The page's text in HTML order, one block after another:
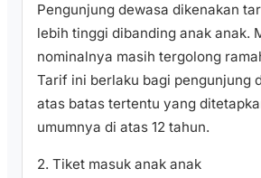
Pengunjung dewasa dikenakan
lebih tinggi dibanding anak anak.
nominalnya masih tergolong
Tarif ini berlaku bagi pengunjung
atas batas tertentu yang
umumnya di atas 12 tahun.
2. Tiket masuk anak anak